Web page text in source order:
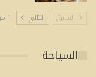
السابق التالي 1 من 1٬631
السياحة